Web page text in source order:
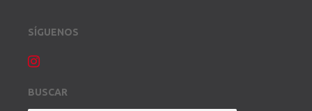
SÍGUENOS
BUSCAR